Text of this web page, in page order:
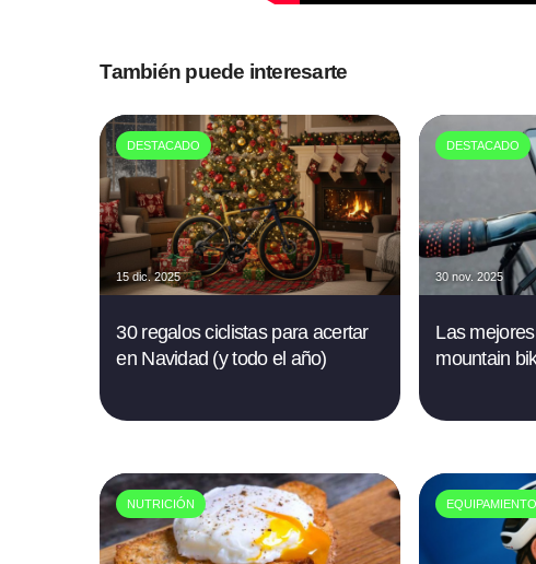
También puede interesarte
DESTACADO
15 dic. 2025
30 regalos ciclistas para acertar
en Navidad (y todo el año)
DESTACADO
30 nov. 2025
Las
mountain
NUTRICIÓN